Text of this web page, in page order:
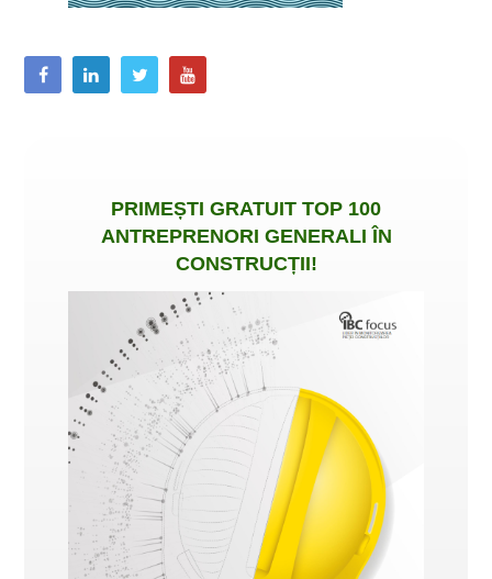
PRIMEȘTI GRATUIT TOP 100
ANTREPRENORI GENERALI ÎN
CONSTRUCȚII!